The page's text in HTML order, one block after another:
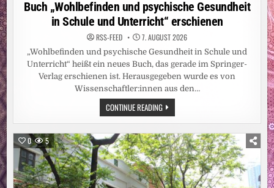
Buch „Wohlbefinden und psychische Gesundheit
in Schule und Unterricht“ erschienen
RSS-FEED 7. AUGUST 2026
„Wohlbefinden und psychische Gesundheit in Schule und
Unterricht“ heißt ein neues Buch, das gerade im Springer-
Verlag erschienen ist. Herausgegeben wurde es von
Wissenschaftler:innen aus den…
CONTINUE READINGBUCH
„WOHLBEFINDEN
UND
GESUNDHEIT
IN
SCHULE
UND
UNTERRICHT“
ERSCHIENEN
0 5